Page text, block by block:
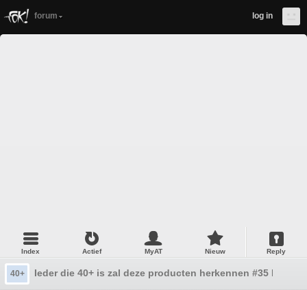
forum log in
Index Actief MyAT Nieuw Reply
40+ Ieder die 40+ is zal deze producten herkennen #35 Nooit